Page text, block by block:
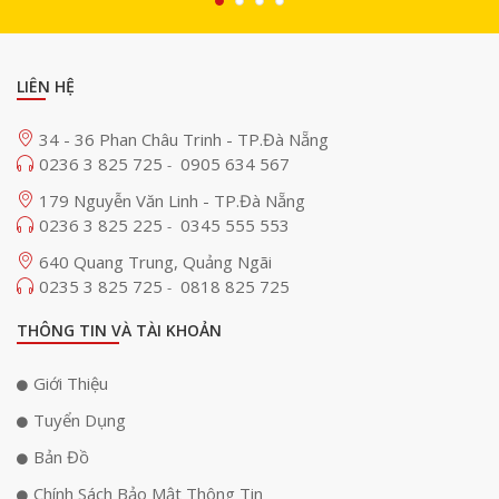
Nếu bạn muốn tối ưu không gian căn phòng của mình hơn nữa, bạn có
thể yêu cầu cung cấp các tấm lưới sơn được tinh chỉnh hoàn hảo để phù
hợp với mọi môi trường nghe nhạc.
Âm thanh rạp hát tại nhà 5.1
Lumina là sự lựa chọn hoàn hảo để nghe âm thanh nổi. Loa mang đến
âm thanh chất lượng, cung cấp nhiều điểm nhấn và thể hiện đầy đủ cảm
xúc của các cảnh phim, hội thoại, mang đến cho bạn trải nghiệm xem
phim nghe nhạc sinh động.
LIÊN HỆ
34 - 36 Phan Châu Trinh - TP.Đà Nẵng
0236 3 825 725 - 0905 634 567
179 Nguyễn Văn Linh - TP.Đà Nẵng
0236 3 825 225 - 0345 555 553
640 Quang Trung, Quảng Ngãi
0235 3 825 725 - 0818 825 725
THÔNG TIN VÀ TÀI KHOẢN
Giới Thiệu
Tuyển Dụng
Bản Đồ
Chính Sách Bảo Mật Thông Tin